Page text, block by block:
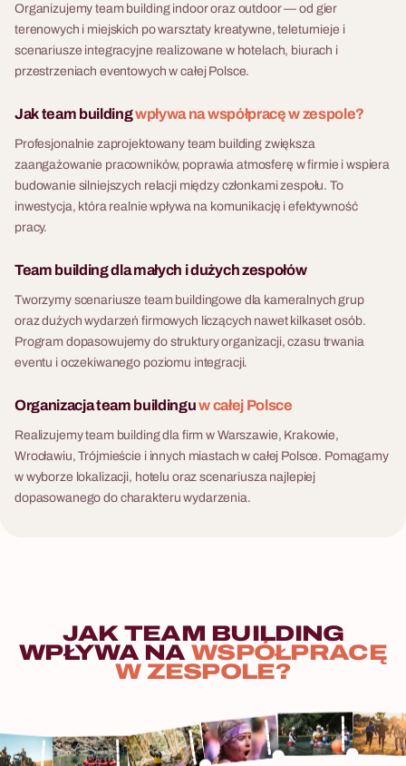
Organizujemy team building indoor oraz outdoor — od gier
terenowych i miejskich po warsztaty kreatywne, teleturnieje i
scenariusze integracyjne realizowane w hotelach, biurach i
przestrzeniach eventowych w całej Polsce.
Jak team buildingwpływa na współpracę w zespole?
Profesjonalnie zaprojektowany team building zwiększa
zaangażowanie pracowników, poprawia atmosferę w firmie i wspiera
budowanie silniejszych relacji między członkami zespołu. To
inwestycja, która realnie wpływa na komunikację i efektywność
pracy.
Team building dla małych i dużych zespołów
Tworzymy scenariusze team buildingowe dla kameralnych grup
oraz dużych wydarzeń firmowych liczących nawet kilkaset osób.
Program dopasowujemy do struktury organizacji, czasu trwania
eventu i oczekiwanego poziomu integracji.
Organizacja team buildinguw całej Polsce
Realizujemy team building dla firm w Warszawie, Krakowie,
Wrocławiu, Trójmieście i innych miastach w całej Polsce. Pomagamy
w wyborze lokalizacji, hotelu oraz scenariusza najlepiej
dopasowanego do charakteru wydarzenia.
JAK TEAM BUILDING
WPŁYWA NA WSPÓŁPRACĘ
W ZESPOLE?